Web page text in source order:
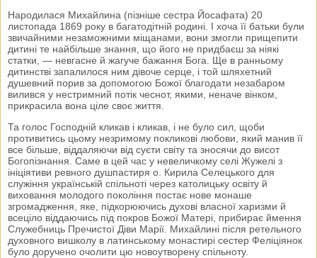
Народилася Михайлина (пізніше сестра Йосафата) 20
листопада 1869 року в багатодітній родині. І хоча її батьки були
звичайними незаможними міщанами, вони змогли прищепити
дитині те найбільше знання, що його не придбаєш за ніякі
статки, — невгасне й жагуче бажання Бога. Ще в ранньому
дитинстві запалилося ним дівоче серце, і той шляхетний
душевний порив за допомогою Божої благодати незабаром
вилився у нестримний потік чеснот, якими, неначе вінком,
прикрасила вона ціле своє життя.
Та голос Господній кликав і кликав, і не було сил, щоби
противитись цьому незримому покликові любови, який манив її
все більше, віддаляючи від суєти світу та зносячи до висот
Богопізнання. Саме в цей час у невеличкому селі Жужелі з
ініціятиви ревного душпастиря о. Кирила Селецького для
служіння українській спільноті через католицьку освіту й
виховання молодого покоління постає нове монаше
згромадження, яке, підкорюючись духові власної харизми й
всеціло віддаючись під покров Божої Матері, прибирає ймення
Служебниць Пречистої Діви Марії. Михайлині після ретельного
духовного вишколу в латинському монастирі сестер Феліціянок
було доручено очолити цю новоутворену спільноту.